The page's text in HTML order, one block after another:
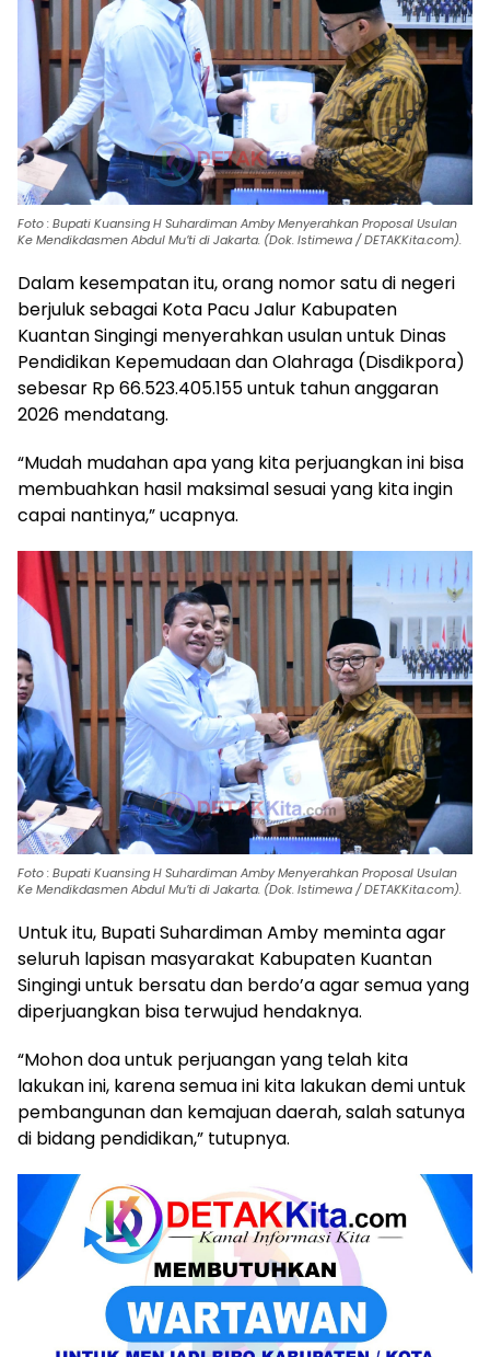
Foto : Bupati Kuansing H Suhardiman Amby Menyerahkan Proposal Usulan
Ke Mendikdasmen Abdul Mu’ti di Jakarta. (Dok. Istimewa / DETAKKita.com).
Dalam kesempatan itu, orang nomor satu di negeri
berjuluk sebagai Kota Pacu Jalur Kabupaten
Kuantan Singingi menyerahkan usulan untuk Dinas
Pendidikan Kepemudaan dan Olahraga (Disdikpora)
sebesar Rp 66.523.405.155 untuk tahun anggaran
2026 mendatang.
“Mudah mudahan apa yang kita perjuangkan ini bisa
membuahkan hasil maksimal sesuai yang kita ingin
capai nantinya,” ucapnya.
Foto : Bupati Kuansing H Suhardiman Amby Menyerahkan Proposal Usulan
Ke Mendikdasmen Abdul Mu’ti di Jakarta. (Dok. Istimewa / DETAKKita.com).
Untuk itu, Bupati Suhardiman Amby meminta agar
seluruh lapisan masyarakat Kabupaten Kuantan
Singingi untuk bersatu dan berdo’a agar semua yang
diperjuangkan bisa terwujud hendaknya.
“Mohon doa untuk perjuangan yang telah kita
lakukan ini, karena semua ini kita lakukan demi untuk
pembangunan dan kemajuan daerah, salah satunya
di bidang pendidikan,” tutupnya.